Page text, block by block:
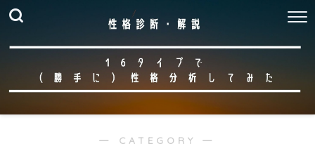
― CATEGORY ―